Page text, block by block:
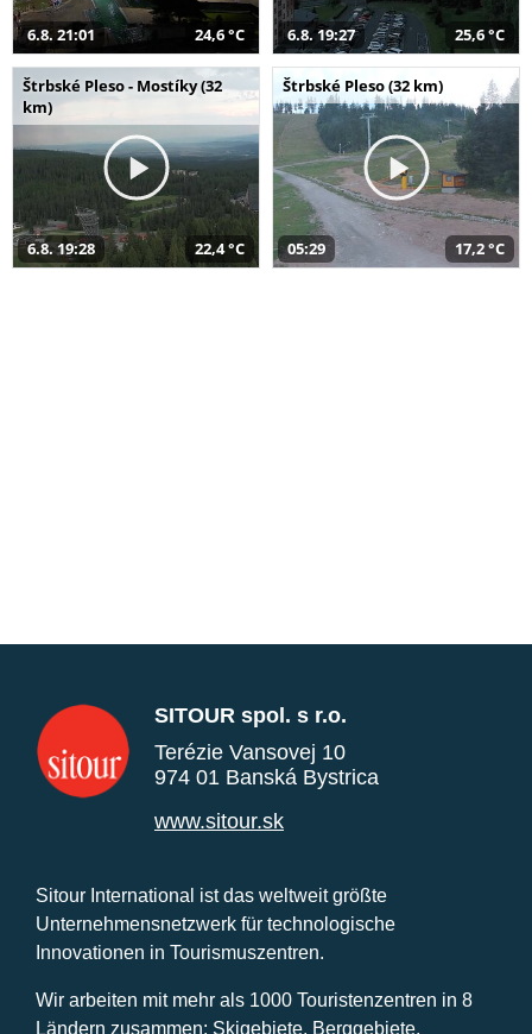
6.8. 21:01 24,6 °C 6.8. 19:27 25,6 °C
Štrbské Pleso - Mostíky (32
km)
6.8. 19:28 22,4 °C
Štrbské Pleso (32 km)
05:29 17,2 °C
SITOUR spol. s r.o.
Terézie Vansovej 10
974 01 Banská Bystrica
www.sitour.sk
Sitour International ist das weltweit größte
Unternehmensnetzwerk für technologische
Innovationen in Tourismuszentren.
Wir arbeiten mit mehr als 1000 Touristenzentren in 8
Ländern zusammen: Skigebiete, Berggebiete,